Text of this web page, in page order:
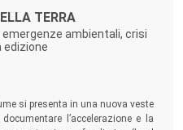
TERRA
emergenze ambientali, crisi
edizione
si presenta in una nuova veste
l’accelerazione e la